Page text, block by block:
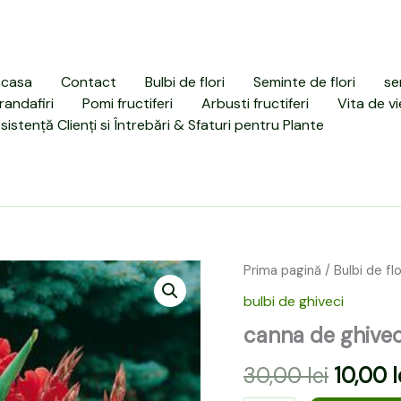
Contact Bulbi de flori Seminte de flori
Pomi fructiferi Arbusti fructiferi Vita de
Clienți si Întrebări & Sfaturi pentru Plante
Prima pagină / Bulbi de
bulbi de ghiveci
canna de
30,00lei
Prețul
inițial
a
fost:
10,00
Cantitate
de
cherry
1
buc